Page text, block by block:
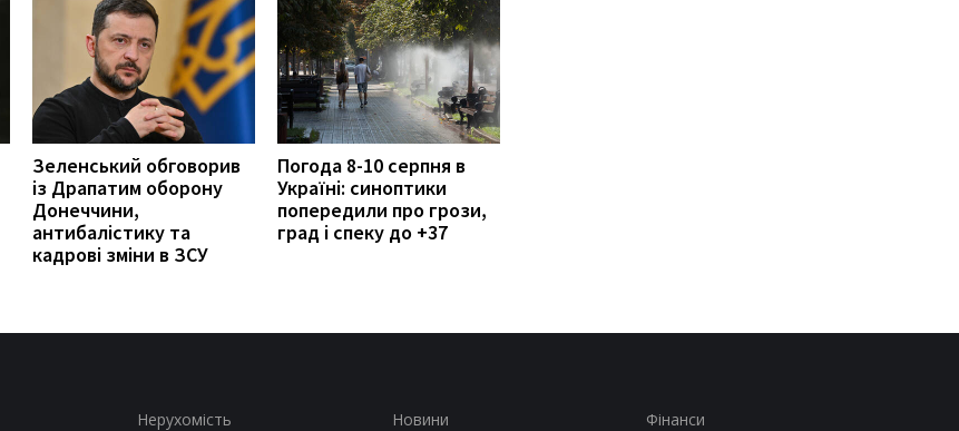
Зеленський обговорив
із Драпатим оборону
Донеччини,
антибалістику та
кадрові зміни в ЗСУ
Погода 8-10 серпня в
Україні: синоптики
попередили про грози,
град і спеку до +37
Нерухомість Новини Фінанси